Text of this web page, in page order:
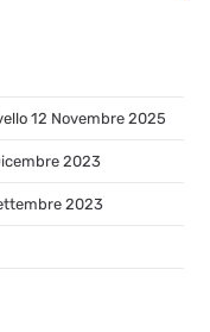
12 Novembre 2025
2023
2023